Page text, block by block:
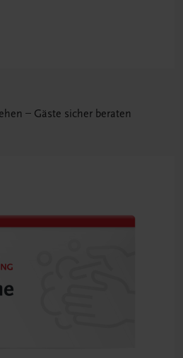
– Gäste sicher beraten